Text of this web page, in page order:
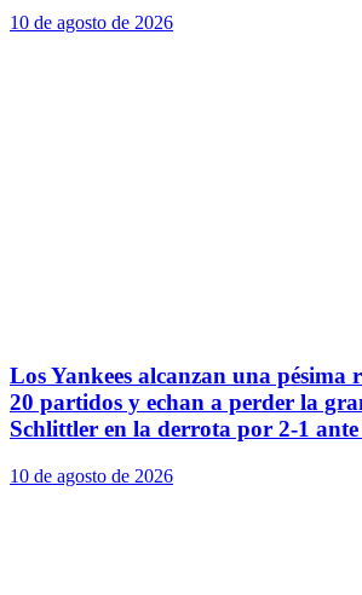
10 de agosto de 2026
Los Yankees alcanzan una pésima
20 partidos y echan a perder la
Schlittler en la derrota por 2-1 ante
10 de agosto de 2026